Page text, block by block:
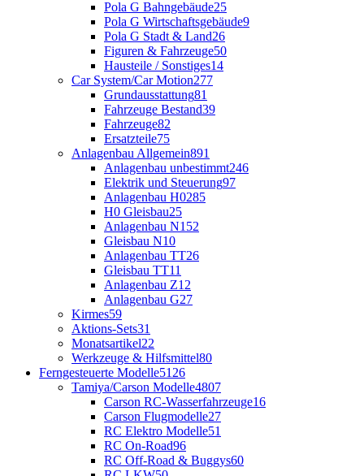
Pola G Bahngebäude25
Pola G Wirtschaftsgebäude9
Pola G Stadt & Land26
Figuren & Fahrzeuge50
Hausteile / Sonstiges14
Car System/Car Motion277
Grundausstattung81
Fahrzeuge Bestand39
Fahrzeuge82
Ersatzteile75
Anlagenbau Allgemein891
Anlagenbau unbestimmt246
Elektrik und Steuerung97
Anlagenbau H0285
H0 Gleisbau25
Anlagenbau N152
Gleisbau N10
Anlagenbau TT26
Gleisbau TT11
Anlagenbau Z12
Anlagenbau G27
Kirmes59
Aktions-Sets31
Monatsartikel22
Werkzeuge & Hilfsmittel80
Ferngesteuerte Modelle5126
Tamiya/Carson Modelle4807
Carson RC-Wasserfahrzeuge16
Carson Flugmodelle27
RC Elektro Modelle51
RC On-Road96
RC Off-Road & Buggys60